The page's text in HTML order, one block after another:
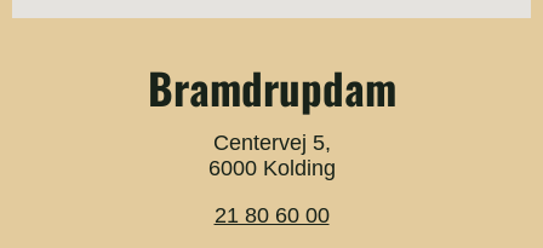
Bramdrupdam
Centervej 5,
6000 Kolding
21 80 60 00